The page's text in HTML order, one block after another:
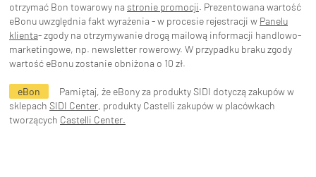
otrzymać Bon towarowy na stronie promocji. Prezentowana wartość
eBonu uwzględnia fakt wyrażenia - w procesie rejestracji w Panelu
klienta- zgody na otrzymywanie drogą mailową informacji handlowo-
marketingowe, np. newsletter rowerowy. W przypadku braku zgody
wartość eBonu zostanie obniżona o 10 zł.
eBon
Pamiętaj, że eBony za produkty SIDI dotyczą zakupów w
sklepach SIDI Center, produkty Castelli zakupów w placówkach
tworzących Castelli Center.